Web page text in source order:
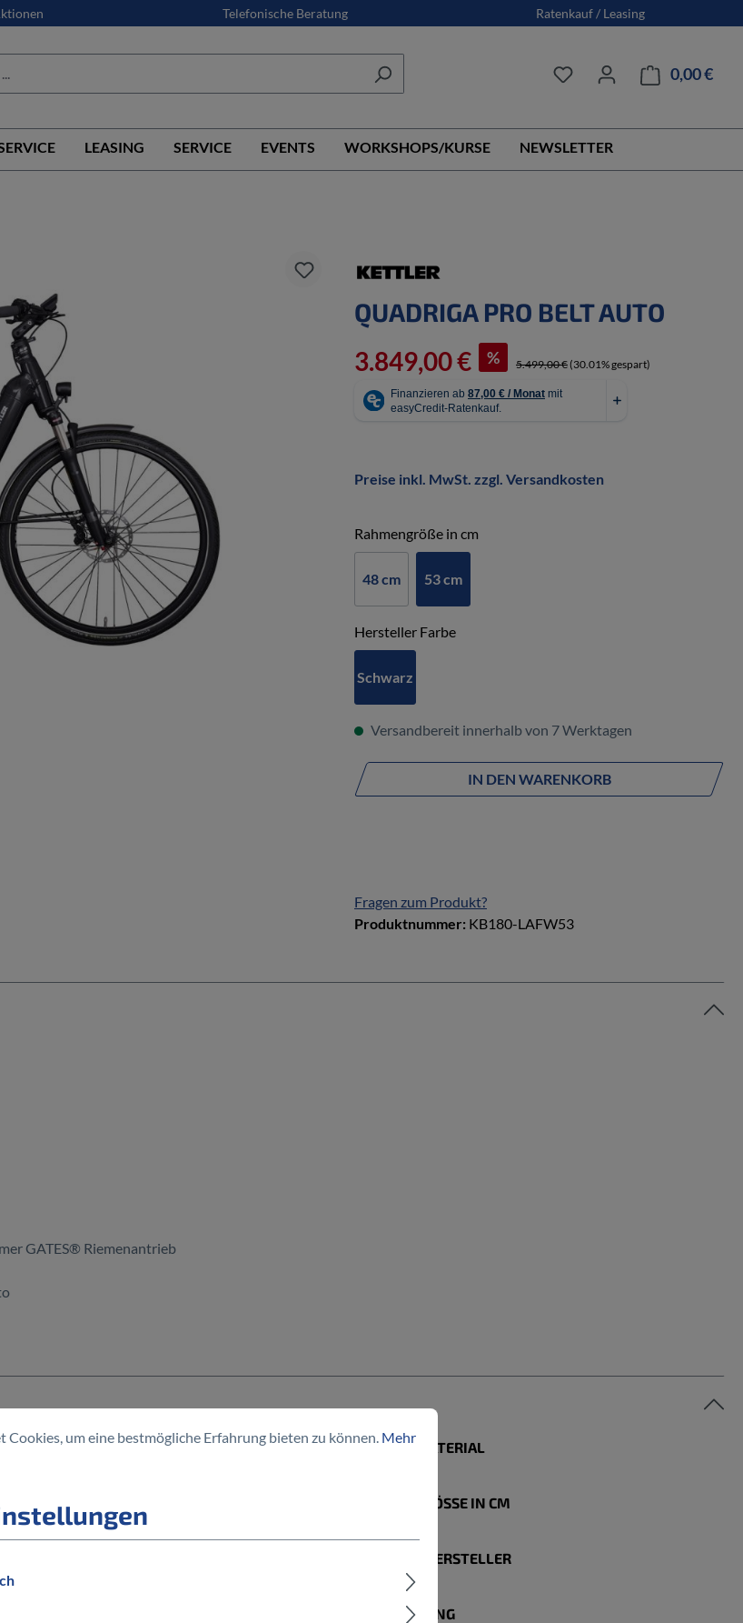
Telefonische Beratung Ratenkauf / Leasing
0,00 €
LEASING SERVICE EVENTS WORKSHOPS/KURSE NEWSLETTER
QUADRIGA PRO BELT AUTO
3.849,00 €
% 5.499,00 € (30.01% gespart)
Preise inkl. MwSt. zzgl. Versandkosten
Rahmengröße in cm
48 cm 53 cm
Hersteller Farbeauswählen
Schwarz
Versandbereit innerhalb von 7 Werktagen
IN DEN WARENKORB
Fragen zum Produkt?
Produktnummer: KB180-LAFW53
GATES® Riemenantrieb
RAHMENMATERIAL
RAHMENGRÖSSE IN CM
MOTORENHERSTELLER
BELEUCHTUNG
Cookies, um eine bestmögliche Erfahrung bieten zu können. Mehr